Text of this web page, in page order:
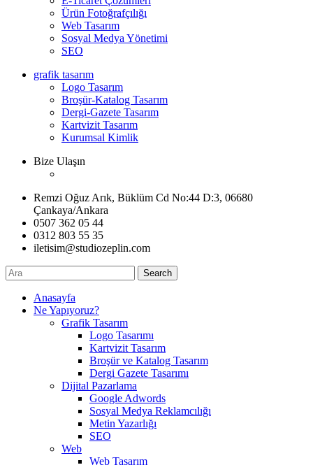
Ürün Fotoğrafçılığı
Web Tasarım
Sosyal Medya Yönetimi
SEO
grafik tasarım
Logo Tasarım
Broşür-Katalog Tasarım
Dergi-Gazete Tasarım
Kartvizit Tasarım
Kurumsal Kimlik
Bize Ulaşın
Remzi Oğuz Arık, Büklüm Cd No:44 D:3, 06680
Çankaya/Ankara
0507 362 05 44
0312 803 55 35
iletisim@studiozeplin.com
Search
Anasayfa
Ne Yapıyoruz?
Grafik Tasarım
Logo Tasarımı
Kartvizit Tasarım
Broşür ve Katalog Tasarım
Dergi Gazete Tasarımı
Dijital Pazarlama
Google Adwords
Sosyal Medya Reklamcılığı
Metin Yazarlığı
SEO
Web
Web Tasarım